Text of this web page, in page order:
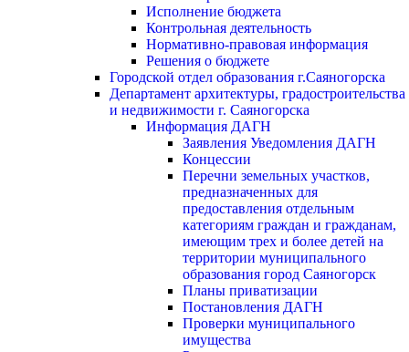
Исполнение бюджета
Контрольная деятельность
Нормативно-правовая информация
Решения о бюджете
Городской отдел образования г.Саяногорска
Департамент архитектуры, градостроительства
и недвижимости г. Саяногорска
Информация ДАГН
Заявления Уведомления ДАГН
Концессии
Перечни земельных участков,
предназначенных для
предоставления отдельным
категориям граждан и гражданам,
имеющим трех и более детей на
территории муниципального
образования город Саяногорск
Планы приватизации
Постановления ДАГН
Проверки муниципального
имущества